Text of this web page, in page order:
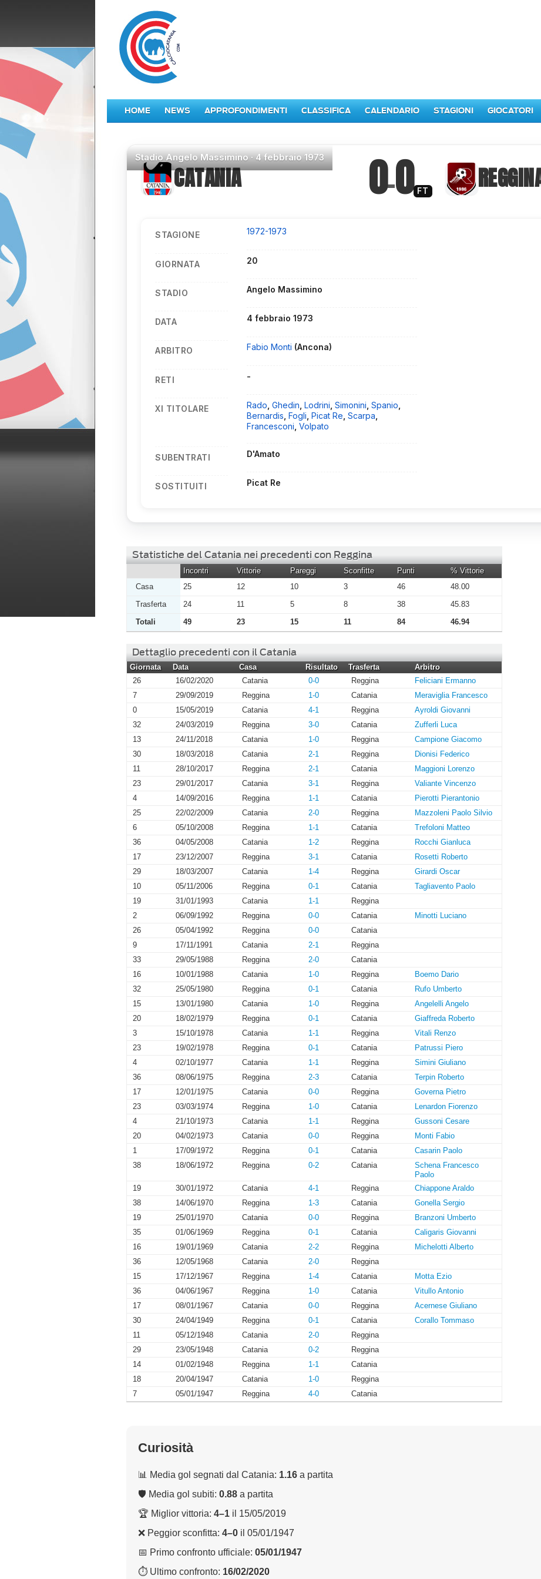
HOME NEWS APPROFONDIMENTI CLASSIFICA CALENDARIO STAGIONI GIOCATORI
StadioAngelo Massimino ·4 febbraio 1973
CATANIA 0–0 FT
STAGIONE 1972-1973
GIORNATA 20
STADIO Angelo Massimino
DATA 4 febbraio 1973
ARBITRO Fabio Monti (Ancona)
RETI -
XI TITOLARE Rado ,Ghedin ,Lodrini ,Simonini ,Spanio
Bernardis ,Fogli ,Picat Re ,Scarpa
Francesconi ,Volpato
SUBENTRATI D'Amato
SOSTITUITI Picat Re
Statistiche del Catania nei precedenti con Reggina
Incontri Vittorie Pareggi Sconfitte Punti
% Vittorie
Casa
25 12 10 3 46
48.00
Trasferta
24 11 5 8 38
45.83
Totali
49 23 15 11 84 46.94
Dettaglio precedenti con il Catania
Giornata Data Casa Risultato Trasferta
Arbitro
26
16/02/2020 Catania 0-0 Reggina
Feliciani Ermanno
7
29/09/2019 Reggina 1-0 Catania
Meraviglia Francesco
0
15/05/2019 Catania 4-1 Reggina
Ayroldi Giovanni
32
24/03/2019 Reggina 3-0 Catania
Zufferli Luca
13
24/11/2018 Catania 1-0 Reggina
Campione Giacomo
30
18/03/2018 Catania 2-1 Reggina
Dionisi Federico
11
28/10/2017 Reggina 2-1 Catania
Maggioni Lorenzo
23
29/01/2017 Catania 3-1 Reggina
Valiante Vincenzo
4
14/09/2016 Reggina 1-1 Catania
Pierotti Pierantonio
25
22/02/2009 Catania 2-0 Reggina
Mazzoleni Paolo Silvio
6
05/10/2008 Reggina 1-1 Catania
Trefoloni Matteo
36
04/05/2008 Catania 1-2 Reggina
Rocchi Gianluca
17
23/12/2007 Reggina 3-1 Catania
Rosetti Roberto
29
18/03/2007 Catania 1-4 Reggina
Girardi Oscar
10
05/11/2006 Reggina 0-1 Catania
Tagliavento Paolo
19
31/01/1993 Catania 1-1
Reggina
2
06/09/1992 Reggina 0-0 Catania
Minotti Luciano
26
05/04/1992 Reggina 0-0
Catania
9
17/11/1991 Catania 2-1
Reggina
33
29/05/1988 Reggina 2-0
Catania
16
10/01/1988 Catania 1-0 Reggina
Boemo Dario
32
25/05/1980 Reggina 0-1 Catania
Rufo Umberto
15
13/01/1980 Catania 1-0 Reggina
Angelelli Angelo
20
18/02/1979 Reggina 0-1 Catania
Giaffreda Roberto
3
15/10/1978 Catania 1-1 Reggina
Vitali Renzo
23
19/02/1978 Reggina 0-1 Catania
Patrussi Piero
4
02/10/1977 Catania 1-1 Reggina
Simini Giuliano
36
08/06/1975 Reggina 2-3 Catania
Terpin Roberto
17
12/01/1975 Catania 0-0 Reggina
Governa Pietro
23
03/03/1974 Reggina 1-0 Catania
Lenardon Fiorenzo
4
21/10/1973 Catania 1-1 Reggina
Gussoni Cesare
20
04/02/1973 Catania 0-0 Reggina
Monti Fabio
1
17/09/1972 Reggina 0-1 Catania
Casarin Paolo
38
18/06/1972 Reggina 0-2 Catania
Schena Francesco
Paolo
19
30/01/1972 Catania 4-1 Reggina
Chiappone Araldo
38
14/06/1970 Reggina 1-3 Catania
Gonella Sergio
19
25/01/1970 Catania 0-0 Reggina
Branzoni Umberto
35
01/06/1969 Reggina 0-1 Catania
Caligaris Giovanni
16
19/01/1969 Catania 2-2 Reggina
Michelotti Alberto
36
12/05/1968 Catania 2-0
Reggina
15
17/12/1967 Reggina 1-4 Catania
Motta Ezio
36
04/06/1967 Reggina 1-0 Catania
Vitullo Antonio
17
08/01/1967 Catania 0-0 Reggina
Acernese Giuliano
30
24/04/1949 Reggina 0-1 Catania
Corallo Tommaso
11
05/12/1948 Catania 2-0
Reggina
29
23/05/1948 Catania 0-2
Reggina
14
01/02/1948 Reggina 1-1
Catania
18
20/04/1947 Catania 1-0
Reggina
7
05/01/1947 Reggina 4-0 Catania
Curiosità
📊 Media gol segnati dal Catania: 1.16 a partita
🛡 Media gol subiti: 0.88 a partita
🏆 Miglior vittoria: 4–1 il 15/05/2019
❌ Peggior sconfitta: 4–0 il 05/01/1947
📅 Primo confronto ufficiale: 05/01/1947
⏱ Ultimo confronto: 16/02/2020